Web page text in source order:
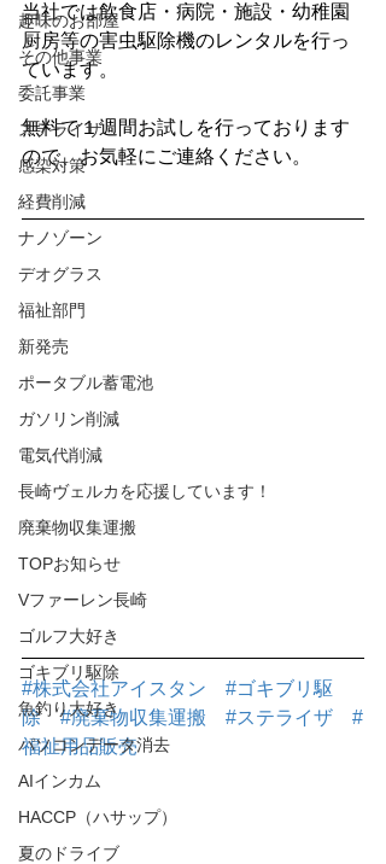
趣味のお部屋
その他事業
委託事業
ステライザ
感染対策
経費削減
ナノゾーン
デオグラス
福祉部門
新発売
ポータブル蓄電池
ガソリン削減
電気代削減
長崎ヴェルカを応援しています！
廃棄物収集運搬
TOPお知らせ
Vファーレン長崎
ゴルフ大好き
ゴキブリ駆除
魚釣り大好き
パソコンデータ消去
AIインカム
HACCP（ハサップ）
夏のドライブ
当社では飲食店・病院・施設・幼稚園
厨房等の害虫駆除機のレンタルを行っ
ています。
無料で１週間お試しを行っております
ので、お気軽にご連絡ください。
#株式会社アイスタン
#ゴキブリ駆
除
#廃棄物収集運搬 #ステライザ
#
福祉用品販売